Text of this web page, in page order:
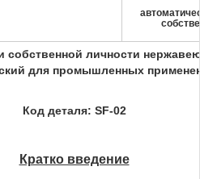
собственной личности
для промышленных
Код деталя: SF-02
Кратко введение